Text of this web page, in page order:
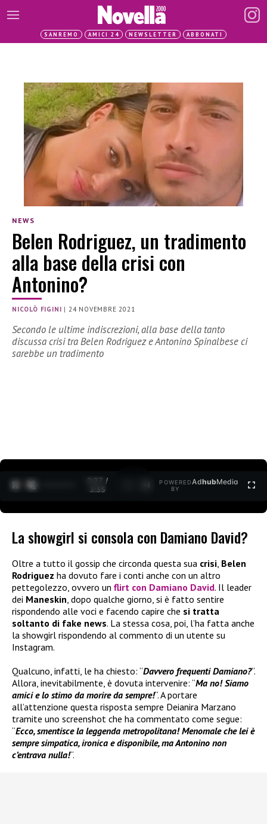
SANREMO AMICI 24 NEWSLETTER ABBONATI
NEWS
Belen Rodriguez, un tradimento
alla base della crisi con
Antonino?
NICOLÒ FIGINI | 24 NOVEMBRE 2021
Secondo le ultime indiscrezioni, alla base della tanto
discussa crisi tra Belen Rodriguez e Antonino Spinalbese ci
sarebbe un tradimento
0:27 /
3:35
POWERED
BY
AdhubMedia
La showgirl si consola con Damiano David?
Oltre a tutto il gossip che circonda questa sua crisi, Belen
Rodriguez ha dovuto fare i conti anche con un altro
pettegolezzo, ovvero un flirt con Damiano David. Il leader
dei Maneskin, dopo qualche giorno, si è fatto sentire
rispondendo alle voci e facendo capire che si tratta
soltanto di fake news. La stessa cosa, poi, l’ha fatta anche
la showgirl rispondendo al commento di un utente su
Instagram.
Qualcuno, infatti, le ha chiesto: “Davvero frequenti Damiano?“.
Allora, inevitabilmente, è dovuta intervenire: “Ma no! Siamo
amici e lo stimo da morire da sempre!“. A portare
all’attenzione questa risposta sempre Deianira Marzano
tramite uno screenshot che ha commentato come segue:
“Ecco, smentisce la leggenda metropolitana! Menomale che lei è
sempre simpatica, ironica e disponibile, ma Antonino non
c’entrava nulla!“.